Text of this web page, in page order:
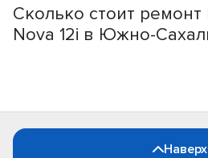
Сколько стоит ремонт
Nova 12i в Южно-
Наверх